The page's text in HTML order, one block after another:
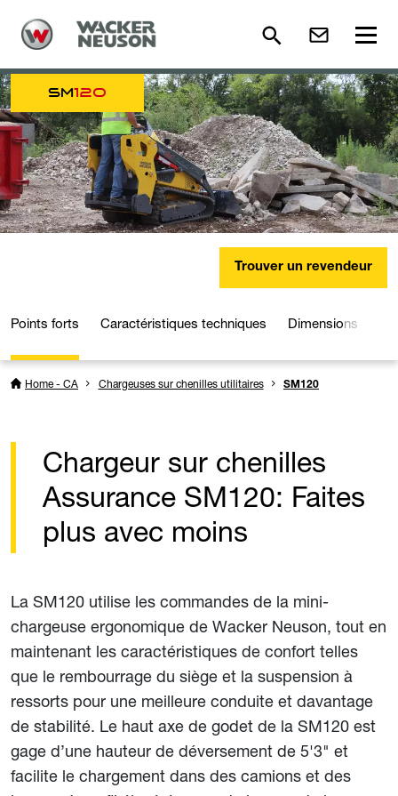
SM120
Trouver un revendeur
Points forts Caractéristiques techniques Dimensions
Home - CA Chargeuses sur chenilles utilitaires SM120
Chargeur sur chenilles
Assurance SM120: Faites
plus avec moins
La SM120 utilise les commandes de la mini-
chargeuse ergonomique de Wacker Neuson, tout en
maintenant les caractéristiques de confort telles
que le rembourrage du siège et la suspension à
ressorts pour une meilleure conduite et davantage
de stabilité. Le haut axe de godet de la SM120 est
gage d’une hauteur de déversement de 5'3" et
facilite le chargement dans des camions et des